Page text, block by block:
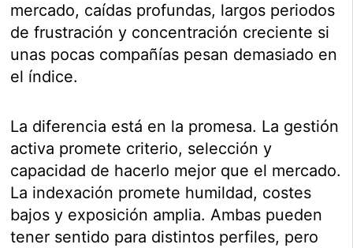
mercado, caídas profundas, largos periodos
de frustración y concentración creciente si
unas pocas compañías pesan demasiado en
el índice.
La diferencia está en la promesa. La gestión
activa promete criterio, selección y
capacidad de hacerlo mejor que el mercado.
La indexación promete humildad, costes
bajos y exposición amplia. Ambas pueden
tener sentido para distintos perfiles, pero